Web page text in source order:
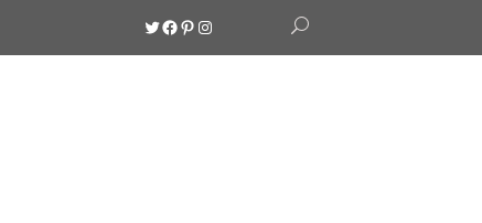
Twitter
Facebook
Pinterest
Instagram